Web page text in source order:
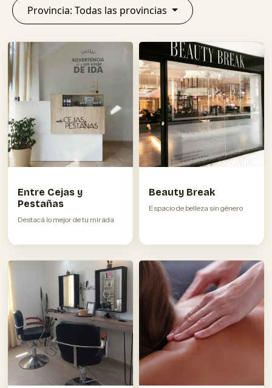
Provincia: Todas las provincias
Entre Cejas y
Pestañas
Destacá lo mejor de tu mirada
Beauty Break
Espacio de belleza sin género